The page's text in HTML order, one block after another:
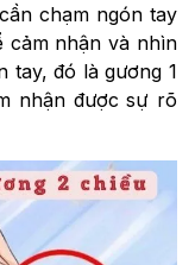
chạm ngón tay
cảm nhận và nhìn
tay, đó là gương 1
nhận được sự rõ